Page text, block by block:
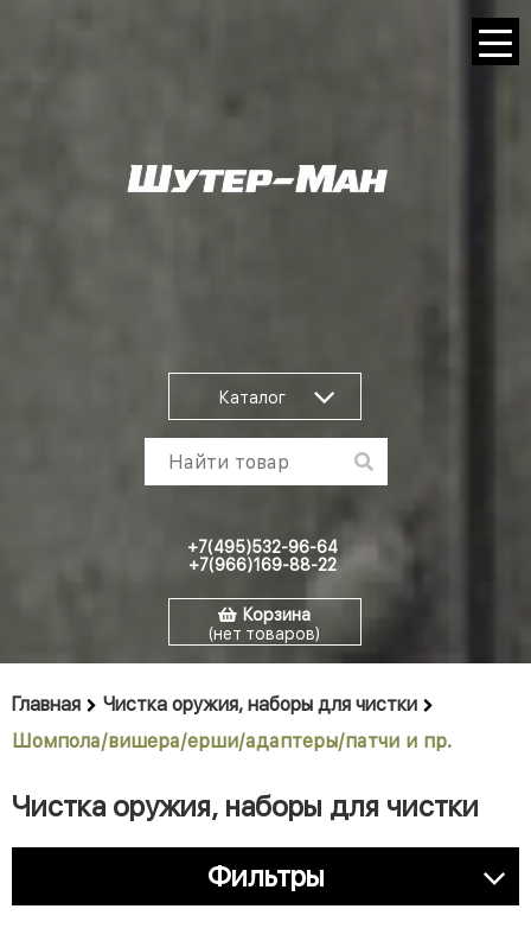
Каталог
+7(495)532-96-64
+7(966)169-88-22
Корзина
(нет товаров)
Главная
Чистка оружия, наборы для чистки
Шомпола/вишера/ерши/адаптеры/патчи и пр.
Чистка оружия, наборы для чистки
Фильтры